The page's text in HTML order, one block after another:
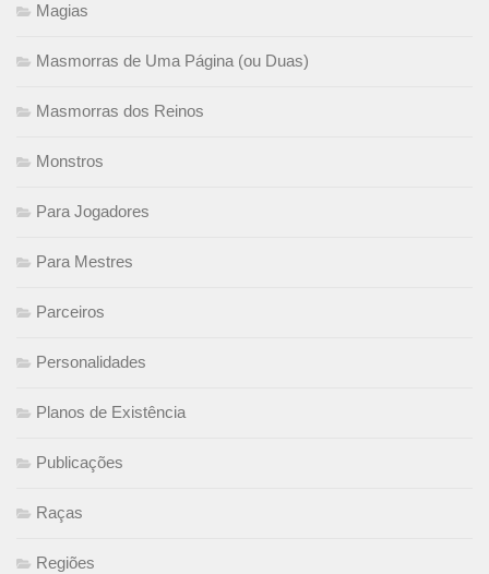
Magias
Masmorras de Uma Página (ou Duas)
Masmorras dos Reinos
Monstros
Para Jogadores
Para Mestres
Parceiros
Personalidades
Planos de Existência
Publicações
Raças
Regiões